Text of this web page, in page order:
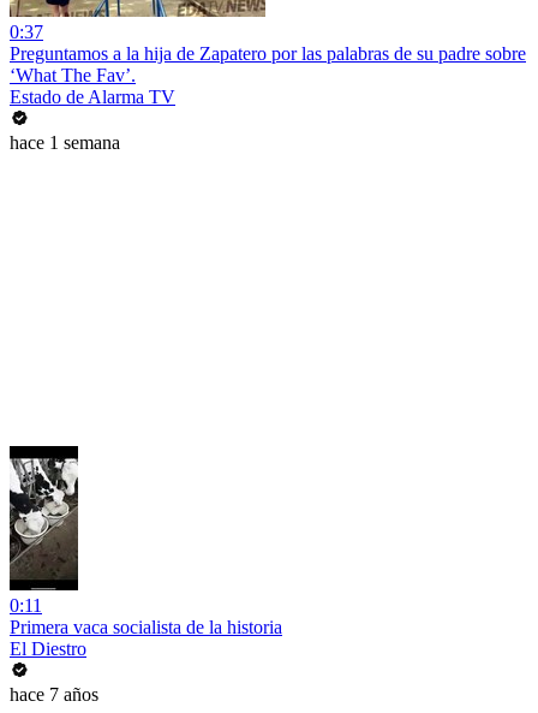
0:37
Preguntamos a la hija de Zapatero por las palabras de su padre sobre
‘What The Fav’.
Estado de Alarma TV
hace 1 semana
0:11
Primera vaca socialista de la historia
El Diestro
hace 7 años